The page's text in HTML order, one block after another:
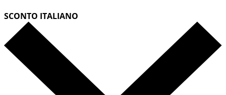
SCONTO ITALIANO